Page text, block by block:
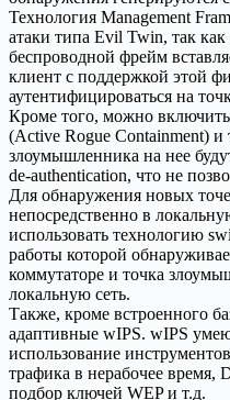
Технология Management
атаки типа Evil Twin, так
беспроводной фрейм
клиент с поддержкой этой
аутентифицироваться на
Кроме того, можно
(Active Rogue Containment)
злоумышленника на нее
de-authentication, что не
Для обнаружения новых
непосредственно в
использовать технологию
работы которой
коммутаторе и точка
локальную сеть.
Также, кроме встроенного
адаптивные wIPS. wIPS
использование
трафика в нерабочее время,
подбор ключей WEP и т.д.